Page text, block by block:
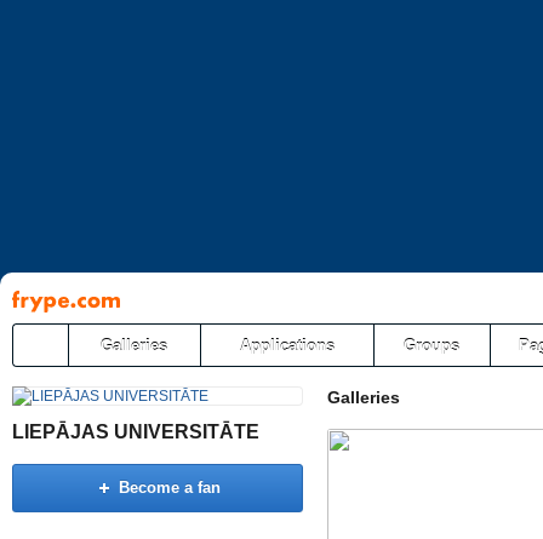
Pāriet
uz
saturu
Galleries Applications Groups
LIEPĀJAS UNIVERSITĀTE
Become a fan
Galleries